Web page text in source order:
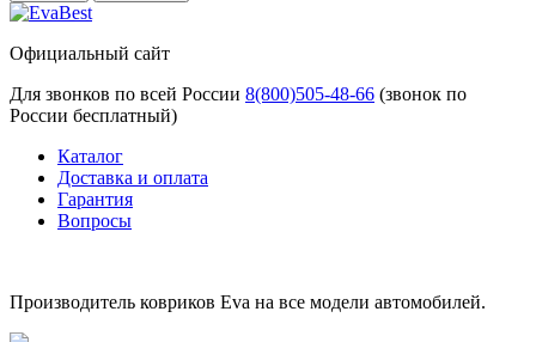
Официальный сайт
Для звонков по всей России 8(800)505-48-66 (звонок по
России бесплатный)
Каталог
Доставка и оплата
Гарантия
Вопросы
Производитель ковриков Eva на все модели автомобилей.